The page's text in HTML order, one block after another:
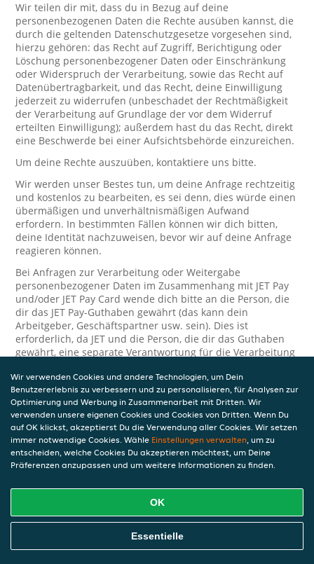
Wir teilen dir mit, dass du in Bezug auf deine
personenbezogenen Daten die Rechte ausüben kannst, die
durch die geltenden Datenschutzgesetze vorgesehen sind,
hierzu gehören: das Recht auf Zugriff, Berichtigung oder
Löschung personenbezogener Daten oder Einschränkung
oder Widerspruch der Verarbeitung, sowie das Recht auf
Datenübertragbarkeit, und das Recht, deine Einwilligung
jederzeit zu widerrufen (unbeschadet der Rechtmäßigkeit
der Verarbeitung auf Grundlage der vor dem Widerruf
erteilten Einwilligung); außerdem hast du das Recht, direkt
eine Beschwerde bei einer Aufsichtsbehörde einzureichen.
Um deine Rechte auszuüben, kontaktiere uns bitte.
Wir werden unser Bestes tun, um deine Anfrage rechtzeitig
und kostenlos zu bearbeiten, es sei denn, dies würde einen
übermäßigen und unverhältnismäßigen Aufwand
erfordern. In bestimmten Fällen können wir dich bitten,
deine Identität nachzuweisen, bevor wir auf deine Anfrage
reagieren können.
Bei Anfragen zur Verarbeitung oder Weitergabe
personenbezogener Daten im Zusammenhang mit JET Pay
und/oder JET Pay Card wende dich bitte an die Person, die
dir das JET Pay-Guthaben gewährt (das kann dein
Arbeitgeber, Geschäftspartner usw. sein). Dies ist
erforderlich, da JET und die Person, die dir das Guthaben
gewährt, eine separate Verantwortung für die Verarbeitung
Solltest du weitere Fragen oder Beschwerden in Bezug auf
die Verarbeitung deiner personenbezogenen Daten haben,
kontaktieren wir dich gerne. Wir würden uns auch über
Tipps oder Vorschläge zur Verbesserung unserer Erklärung
freuen.
Sicherheit
JET nimmt den Schutz personenbezogener Daten sehr ernst
und daher ergreifen wir angemessene Maßnahmen, um
deine personenbezogenen Daten vor Missbrauch, Verlust,
unbefugtem Zugriff, unerwünschter Offenlegung und
unbefugter Änderung zu schützen. Wenn du der Meinung
Wir verwenden Cookies und andere Technologien, um Dein
Benutzererlebnis zu verbessern und zu personalisieren, für Analysen zur
Optimierung und Werbung in Zusammenarbeit mit Dritten. Wir
verwenden unsere eigenen Cookies und Cookies von Dritten. Wenn Du
auf OK klickst, akzeptierst Du die Verwendung aller Cookies. Wir setzen
immer notwendige Cookies. Wähle Einstellungen verwalten, um zu
entscheiden, welche Cookies Du akzeptieren möchtest, um Deine
Präferenzen anzupassen und um weitere Informationen zu finden.
OK
Essentielle